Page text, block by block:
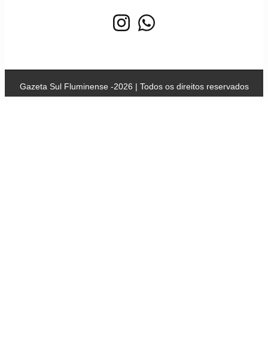
Gazeta Sul Fluminense -2026 | Todos os direitos reservados